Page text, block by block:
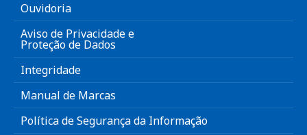
Ouvidoria
Aviso de Privacidade e
Proteção de Dados
Integridade
Manual de Marcas
Política de Segurança da Informação